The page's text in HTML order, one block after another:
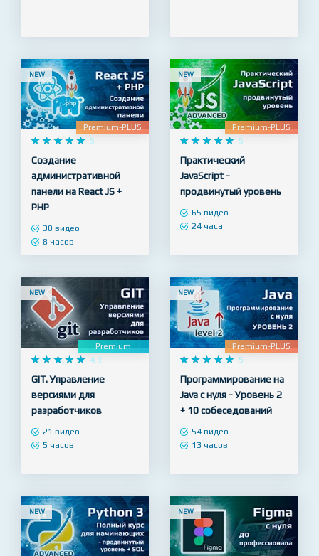
NEW
    
     5
панели на React JS +
PHP
8 часов
NEW
   
   
Практический
JavaScript -
продвинутый уровень
NEW
Premium
    
     4.9
GIT. Управление
версиями для
разработчиков
NEW
Premium-PLUS
    
     5
Программирование на
Java с нуля - Уровень 2
+ 10 собеседований
NEW NEW